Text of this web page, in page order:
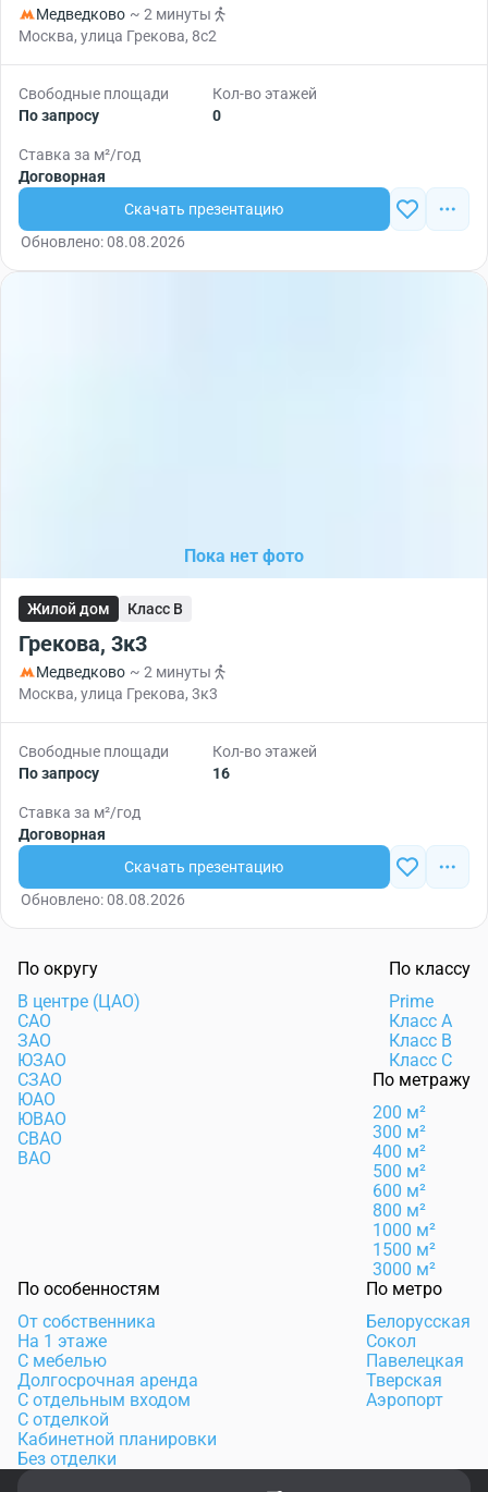
Медведково ~ 2 минуты
Москва, улица Грекова, 8с2
Свободные площади
По запросу
Кол-во этажей
0
Ставка за м²/год
Договорная
Скачать презентацию
Обновлено: 08.08.2026
Пока нет фото
Жилой дом Класс B
Грекова, 3к3
Медведково ~ 2 минуты
Москва, улица Грекова, 3к3
Свободные площади
По запросу
Кол-во этажей
16
Ставка за м²/год
Договорная
Скачать презентацию
Обновлено: 08.08.2026
По округу
В центре (ЦАО)
САО
ЗАО
ЮЗАО
СЗАО
ЮАО
ЮВАО
СВАО
ВАО
По классу
Prime
Класс А
Класс B
Класс C
По метражу
200 м²
300 м²
400 м²
500 м²
600 м²
800 м²
1000 м²
1500 м²
3000 м²
По особенностям
От собственника
На 1 этаже
С мебелью
Долгосрочная аренда
С отдельным входом
С отделкой
Кабинетной планировки
Без отделки
По метро
Белорусская
Сокол
Павелецкая
Тверская
Аэропорт